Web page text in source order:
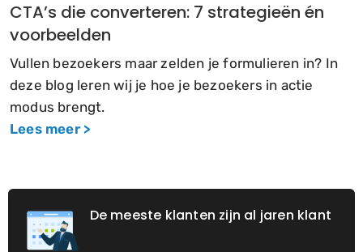
CTA’s die converteren: 7 strategieën én
voorbeelden
Vullen bezoekers maar zelden je formulieren in? In
deze blog leren wij je hoe je bezoekers in actie
modus brengt.
Lees meer >
De meeste klanten zijn al jaren klant